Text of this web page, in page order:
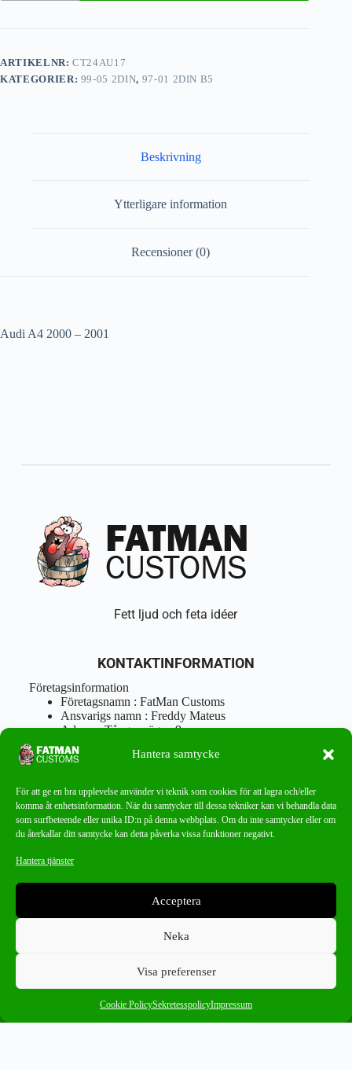
Hantera samtycke
För att ge en bra upplevelse använder vi teknik som cookies för att lagra och/eller
komma åt enhetsinformation. När du samtycker till dessa tekniker kan vi behandla data
som surfbeteende eller unika ID:n på denna webbplats. Om du inte samtycker eller om
du återkallar ditt samtycke kan detta påverka vissa funktioner negativt.
Hantera tjänster
Acceptera
Neka
Visa preferenser
Cookie PolicySekretesspolicyImpressum
ARTIKELNR:CT24AU17
KATEGORIER: 99-05 2DIN, 97-01 2DIN B5
Beskrivning
Ytterligare information
Recensioner (0)
Audi A4 2000 – 2001
Fett ljud och feta idéer
KONTAKTINFORMATION
Företagsinformation
Företagsnamn : FatMan Customs
Ansvarigs namn : Freddy Mateus
Adress : Tångenvägen 9
Postnr : 417 46 Göteborg
Tel : 0762919666
info@fatmancustoms.se
Mån – Fre 10:00 – 18:00
Lör -11:00 – 15:00
Missa aldrig ett bra erbjudande!
97-01 2DIN B5